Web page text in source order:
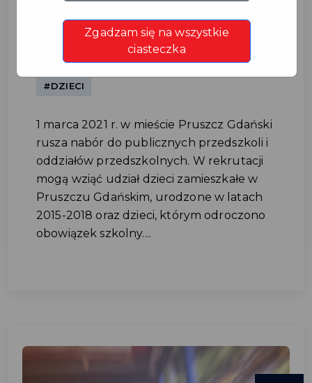
Pruszczu Gdańskim
#DZIECI
1 marca 2021 r. w mieście Pruszcz Gdański
rusza nabór do publicznych przedszkoli i
oddziałów przedszkolnych. W rekrutacji
mogą wziąć udział dzieci zamieszkałe w
Pruszczu Gdańskim, urodzone w latach
2015-2018 oraz dzieci, którym odroczono
obowiązek szkolny....
Zgadzam się na wszystkie
ciasteczka